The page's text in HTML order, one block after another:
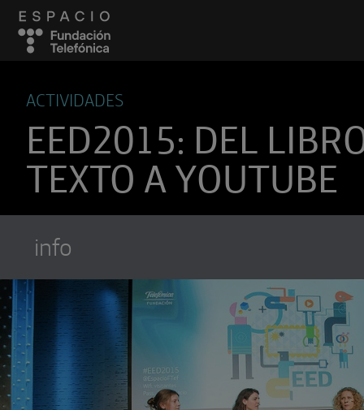
ACTIVIDADES
EED2015: DEL
TEXTO A YOUTUBE
info